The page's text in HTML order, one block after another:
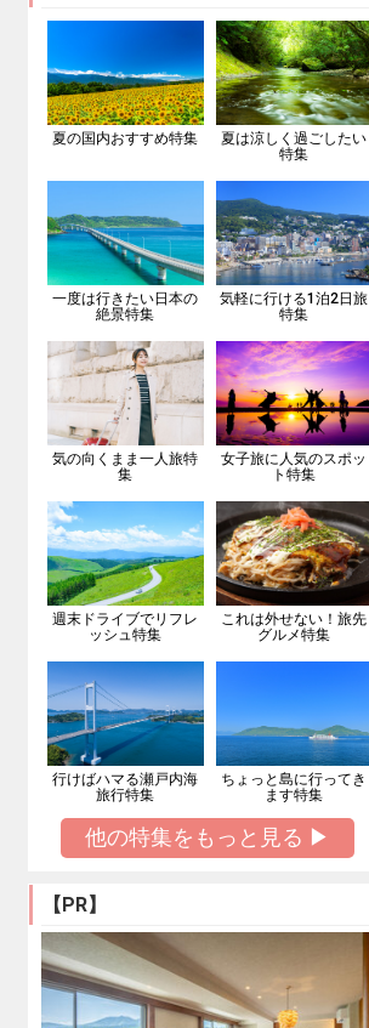
夏の国内おすすめ特集
夏は涼しく過ごしたい
特集
一度は行きたい日本の
絶景特集
気軽に行ける1泊2日旅
特集
気の向くまま一人旅特
集
女子旅に人気のスポッ
ト特集
週末ドライブでリフレ
ッシュ特集
これは外せない！旅先
グルメ特集
行けばハマる瀬戸内海
旅行特集
ちょっと島に行ってき
ます特集
他の特集をもっと見る ▶
【PR】